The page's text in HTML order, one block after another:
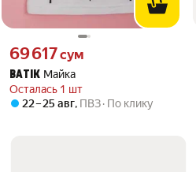
BATIK Майка
Осталась 1 шт
Цена 69617 сум вместо
69 617сум
22 – 25 авг, ПВЗ По клику